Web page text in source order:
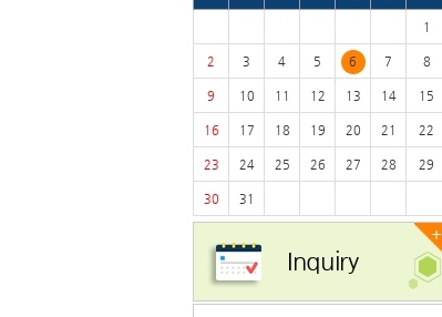
1
2 3 4 5 6 7 8
9 10 11 12 13 14 15
16 17 18 19 20 21 22
23 24 25 26 27 28 29
30 31
+
Inquiry